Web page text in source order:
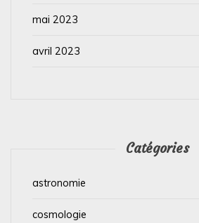
mai 2023
avril 2023
Catégories
astronomie
cosmologie